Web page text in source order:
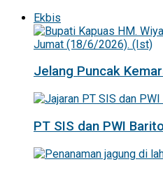
Ekbis
Jelang Puncak
PT SIS dan PWI